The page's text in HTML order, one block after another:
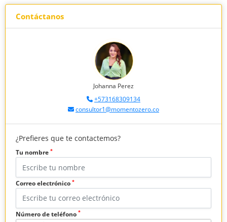
Contáctanos
Johanna Perez
+573168309134
consultor1@momentozero.co
¿Prefieres que te contactemos?
Tu nombre *
Correo electrónico *
Número de teléfono *